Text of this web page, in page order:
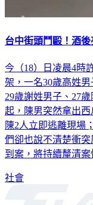
台中街頭鬥毆！酒
今（18）日凌晨4時
架，一名30歲高姓
29歲謝姓男子、27
起，陳男突然拿出
陳2人立即逃離現場
們卻也說不清楚衝
到案，將持續釐清案
社會